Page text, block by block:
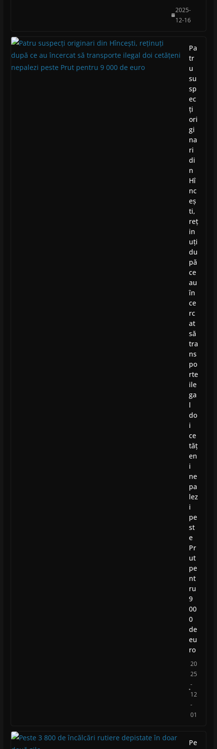
2025-
12-16
Pa
tr
u
su
sp
ec
ți
ori
gi
na
ri
di
n
Hî
nc
eș
ti,
reț
in
uți
du
pă
ce
au
în
ce
rc
at
să
tra
ns
po
rte
ile
ga
l
do
i
ce
tăț
en
i
ne
pa
lez
i
pe
st
e
Pr
ut
pe
nt
ru
9
00
0
de
eu
ro
20
25
-
12
-
01
Pe